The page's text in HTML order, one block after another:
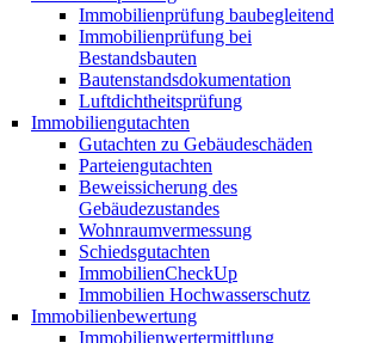
Immobilienprüfung baubegleitend
Immobilienprüfung bei
Bestandsbauten
Bautenstandsdokumentation
Luftdichtheitsprüfung
Immobiliengutachten
Gutachten zu Gebäudeschäden
Parteiengutachten
Beweissicherung des
Gebäudezustandes
Wohnraumvermessung
Schiedsgutachten
ImmobilienCheckUp
Immobilien Hochwasserschutz
Immobilienbewertung
Immobilienwertermittlung